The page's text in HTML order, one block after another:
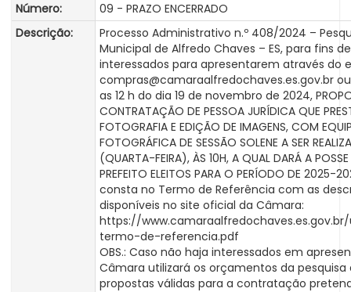
Número:
09 - PRAZO ENCERRADO
Descrição:
Processo Administrativo n.º 408/2024 –
Municipal de Alfredo Chaves – ES, para fins
interessados para apresentarem através do
compras@camaraalfredochaves.es.gov.br
as 12 h do dia 19 de novembro de 2024,
CONTRATAÇÃO DE PESSOA JURÍDICA QUE
FOTOGRAFIA E EDIÇÃO DE IMAGENS, COM
FOTOGRÁFICA DE SESSÃO SOLENE A SER
(QUARTA-FEIRA), ÀS 10H, A QUAL DARÁ A
PREFEITO ELEITOS PARA O PERÍODO DE
consta no Termo de Referência com as
disponíveis no site oficial da Câmara:
https://www.camaraalfredochaves.es.gov.br/
termo-de-referencia.pdf
OBS.: Caso não haja interessados em
Câmara utilizará os orçamentos da
propostas válidas para a contratação